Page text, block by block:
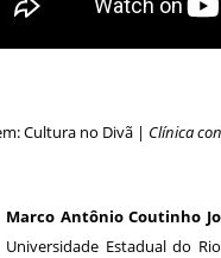
Cultura no Divã | Clínica
Marco Antônio Coutinho
Universidade Estadual do